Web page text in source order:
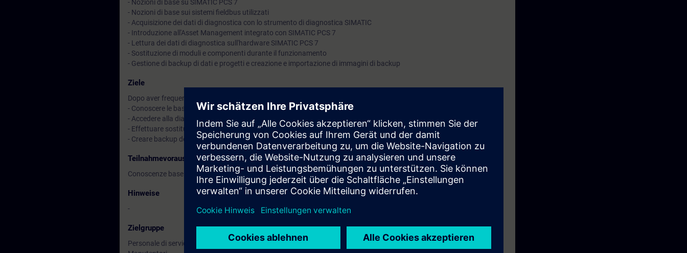
- Nozioni di base su SIMATIC PCS 7
- Nozioni di base sui sistemi fieldbus utilizzati
- Acquisizione dei dati di diagnostica con lo strumento di diagnostica SIMATIC
- Introduzione all'Asset Management integrato con SIMATIC PCS 7
- Lettura dei dati di diagnostica sull'hardware SIMATIC PCS 7
- Sostituzione di moduli e componenti durante il funzionamento
- Gestione di backup di dati e progetti e creazione e importazione di immagini di backup
Ziele
Dopo aver frequentato il corso sarai in grado di:
- Conoscere le basi di funzionamento di un sistema SIMATIC PCS 7
- Accedere alla diagnostica tramite i tool diagnostici SIMATIC
- Effettuare sostituzioni hardware
- Creare backup dei progetti SIMATIC PCS 7
Teilnahmevoraussetzung
Conoscenze base del controllo di processo.
Hinweise
-
Zielgruppe
Personale di service